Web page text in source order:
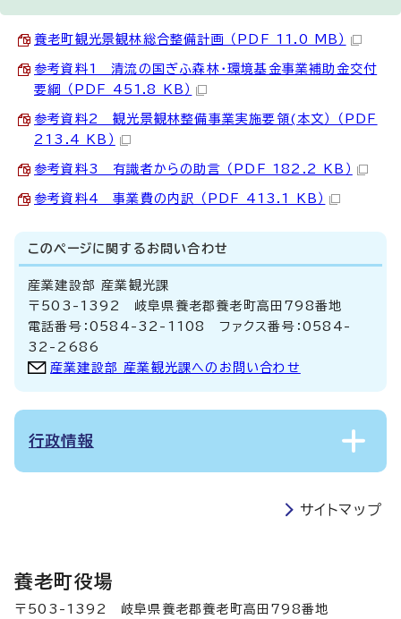
養老町観光景観林総合整備計画 （PDF 11.0 MB）
参考資料1 清流の国ぎふ森林・環境基金事業補助金交付
要綱 （PDF 451.8 KB）
参考資料2 観光景観林整備事業実施要領(本文） （PDF
213.4 KB）
参考資料3 有識者からの助言 （PDF 182.2 KB）
参考資料4 事業費の内訳 （PDF 413.1 KB）
このページに関する お問い合わせ
産業建設部 産業観光課
〒503-1392 岐阜県養老郡養老町高田798番地
電話番号：0584-32-1108 ファクス番号：0584-
32-2686
産業建設部 産業観光課へのお問い合わせ
行政情報
サイトマップ
養老町役場
〒503-1392 岐阜県養老郡養老町高田798番地